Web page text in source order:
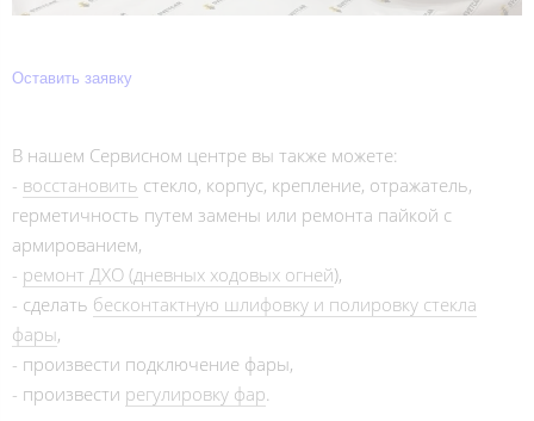
Оставить заявку
В нашем Сервисном центре вы также можете:
- восстановить стекло, корпус, крепление, отражатель,
герметичность путем замены или ремонта пайкой с
армированием,
- ремонт ДХО (дневных ходовых огней),
- сделать бесконтактную шлифовку и полировку стекла
фары,
- произвести подключение фары,
- произвести регулировку фар